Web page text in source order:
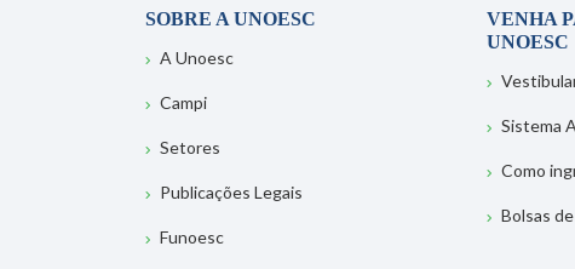
SOBRE A UNOESC
A Unoesc
Campi
Setores
Publicações Legais
Funoesc
VENHA
UNOESC
Sistema
Como
Bolsas